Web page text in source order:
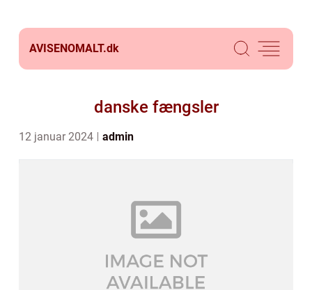
AVISENOMALT.dk
danske fængsler
12 januar 2024 admin